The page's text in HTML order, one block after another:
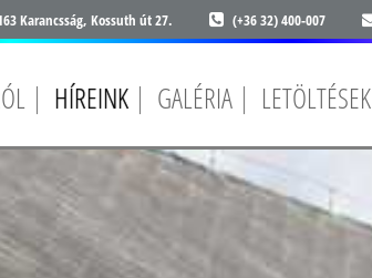
Karancsság, Kossuth út 27. (+36 32) 400-007
HÍREINK GALÉRIA LETÖLTÉSEK